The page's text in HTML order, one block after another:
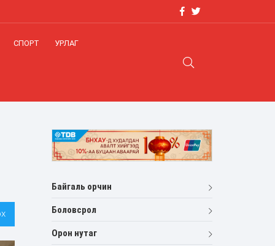
СПОРТ УРЛАГ
Байгаль орчин
Боловсрол
Орон нутаг